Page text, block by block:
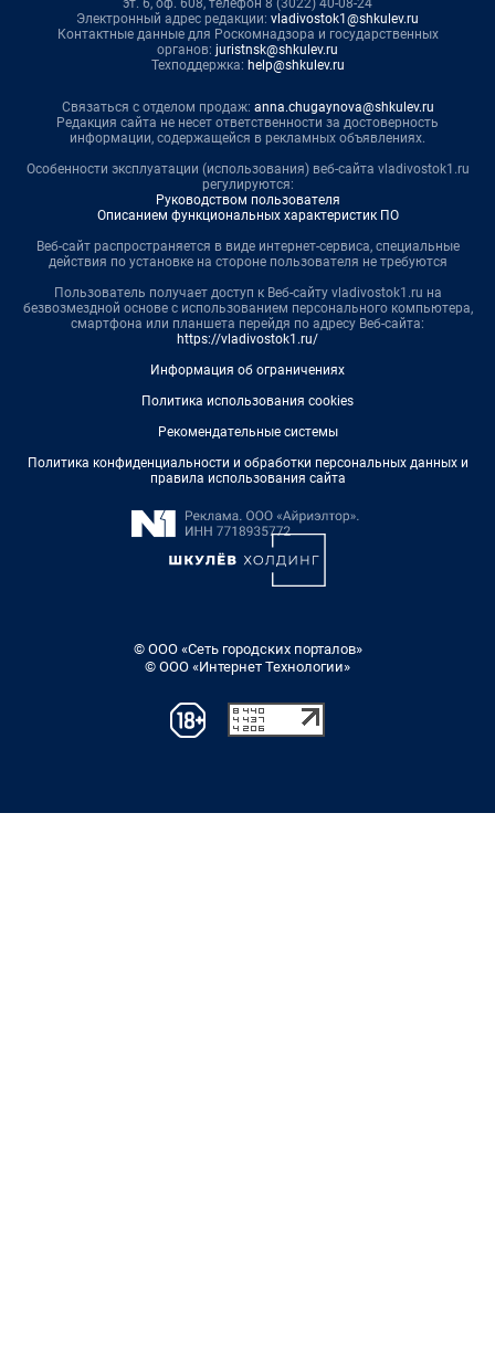
эт. 6, оф. 608, телефон 8 (3022) 40-08-24
Электронный адрес редакции: vladivostok1@shkulev.ru
Контактные данные для Роскомнадзора и государственных
органов: juristnsk@shkulev.ru
Техподдержка: help@shkulev.ru
Связаться с отделом продаж: anna.chugaynova@shkulev.ru
Редакция сайта не несет ответственности за достоверность
информации, содержащейся в рекламных объявлениях.
Особенности эксплуатации (использования) веб-сайта vladivostok1.ru
регулируются:
Руководством пользователя
Описанием функциональных характеристик ПО
Веб-сайт распространяется в виде интернет-сервиса, специальные
действия по установке на стороне пользователя не требуются
Пользователь получает доступ к Веб-сайту vladivostok1.ru на
безвозмездной основе с использованием персонального компьютера,
смартфона или планшета перейдя по адресу Веб-сайта:
https://vladivostok1.ru/
Информация об ограничениях
Политика использования cookies
Рекомендательные системы
Политика конфиденциальности и обработки персональных данных и
правила использования сайта
© ООО «Сеть городских порталов»
© ООО «Интернет Технологии»